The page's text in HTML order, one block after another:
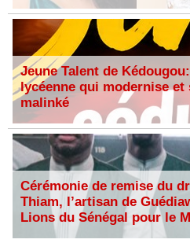
Jeune Talent de
lycéenne qui modernise
malinké
Cérémonie de remise du
Thiam, l’artisan de
Lions du Sénégal pour le